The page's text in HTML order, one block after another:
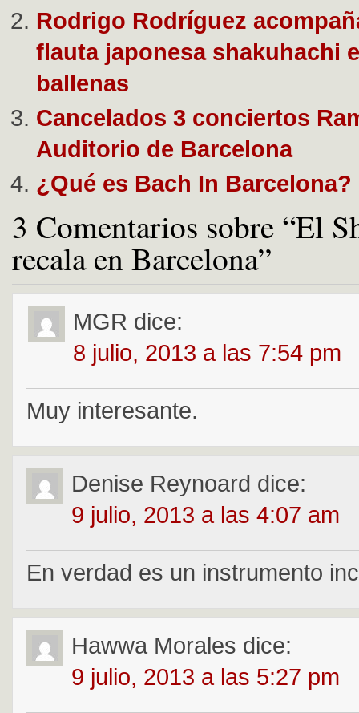
Rodrigo Rodríguez
flauta japonesa shakuhachi
ballenas
Cancelados 3 conciertos
Auditorio de Barcelona
¿Qué es Bach In Barcelona?
3 Comentarios sobre “El
recala en Barcelona”
MGR dice:
8 julio, 2013 a las 7:54 pm
Muy interesante.
Denise Reynoard dice:
9 julio, 2013 a las 4:07 am
En verdad es un instrumento
Hawwa Morales dice:
9 julio, 2013 a las 5:27 pm